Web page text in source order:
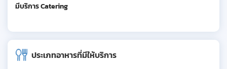
มีบริการ Catering
ประเภทอาหารที่มีให้บริการ